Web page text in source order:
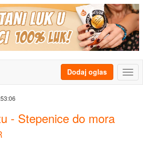
Dodaj oglas
- Stepenice do mora